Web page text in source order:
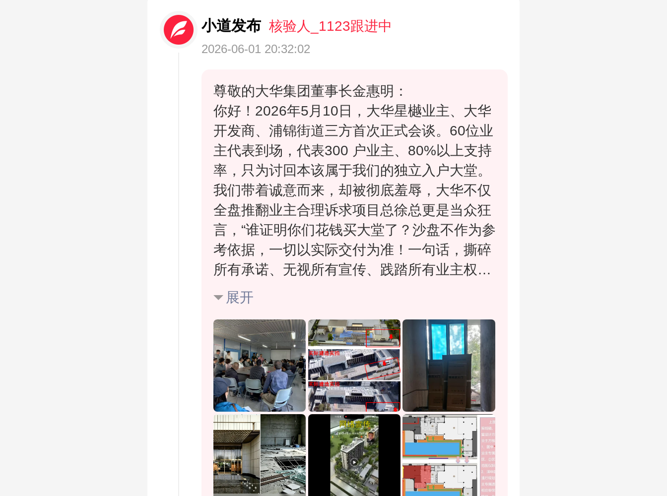
小道发布 核验人_1123跟进中
2026-06-01 20:32:02
尊敬的大华集团董事长金惠明：
你好！2026年5月10日，大华星樾业主、大华
开发商、浦锦街道三方首次正式会谈。60位业
主代表到场，代表300 户业主、80%以上支持
率，只为讨回本该属于我们的独立入户大堂。
我们带着诚意而来，却被彻底羞辱，大华不仅
全盘推翻业主合理诉求项目总徐总更是当众狂
言，“谁证明你们花钱买大堂了？沙盘不作为参
考依据，一切以实际交付为准！一句话，撕碎
所有承诺、无视所有宣传、践踏所有业主权
益。今天，我们以全体业主之名，向大华发出
十问！每一个问题，大华都必须给出明确答
复，而不是无止境的拖延业主的时间、把责任
推诿给街道！
第一问：买房时口头承诺“一楼归小区业主使
用”，宣传狂吹“三重归家礼遇”，如今一楼二楼
全被占作居委用房，你们的承诺是放屁吗？
第二问：沙盘与宣传资料明确标注：居委从小
区右侧独立小门进入，不与业主共用主入口，
如今你们擅自封堵规划小门，强迫业主与外来
人员共用大堂，这不是虚假宣传是什么？
展开